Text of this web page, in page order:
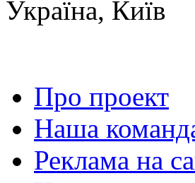
Україна, Київ
Про проект
Наша
Реклама на